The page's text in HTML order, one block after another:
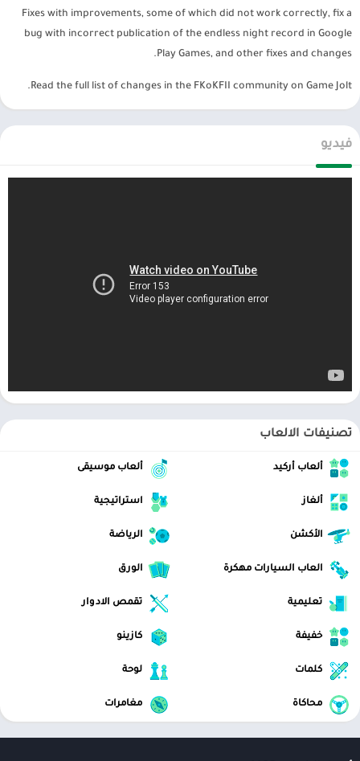
Fixes with improvements, some of which did not work correctly, fix a
bug with incorrect publication of the endless night record in Google
Play Games, and other fixes and changes.
Read the full list of changes in the FKoKFII community on Game Jolt.
فيديو
تصنيفات الالعاب
ألعاب أركيد ألعاب موسيقى
ألغاز استراتيجية
الأكشن الرياضة
العاب السيارات مهكرة الورق
تعليمية تقمص الادوار
خفيفة كازينو
كلمات لوحة
محاكاة مغامرات